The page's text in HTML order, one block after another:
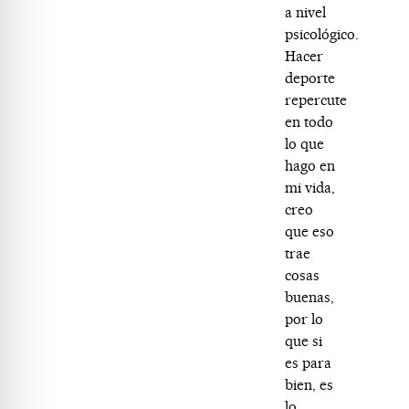
a nivel
psicológico.
Hacer
deporte
repercute
en todo
lo que
hago en
mi vida,
creo
que eso
trae
cosas
buenas,
por lo
que si
es para
bien, es